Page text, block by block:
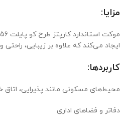
مزایا:
ایجاد می‌کند که علاوه بر زیبایی، راحتی و
کاربردها:
محیط‌های مسکونی مانند پذیرایی،
دفاتر و فضاهای اداری